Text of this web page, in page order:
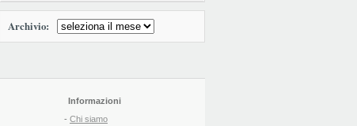
Archivio:
Informazioni
- Chi siamo